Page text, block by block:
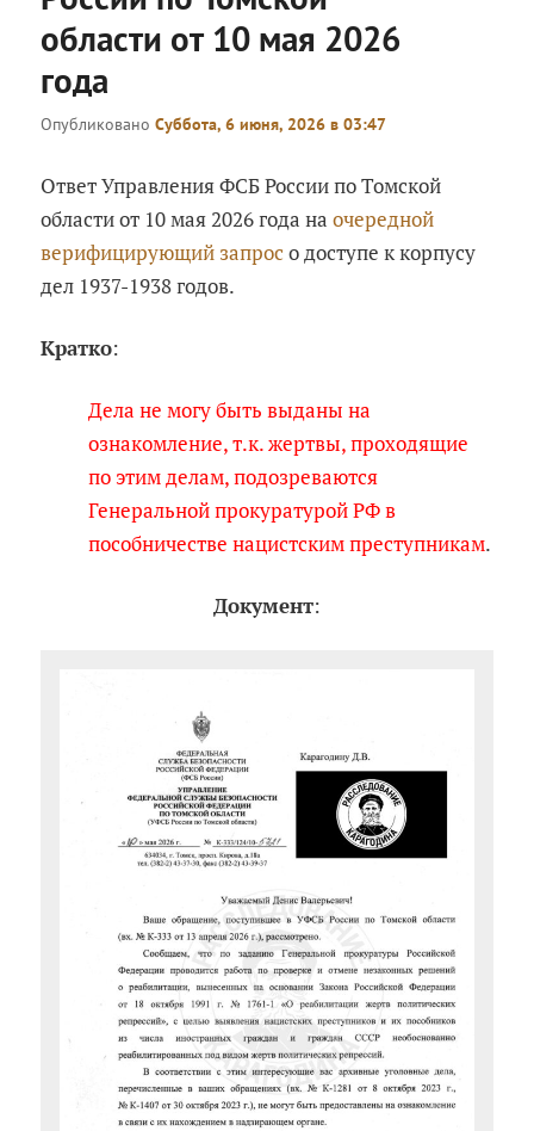
области от 10 мая 2026
года
ОпубликованоСуббота, 6 июня, 2026 в 03:47
Ответ Управления ФСБ России по Томской
области от 10 мая 2026 года наочередной
верифицирующий запрос о доступе к корпусу
дел 1937-1938 годов.
Кратко:
Дела не могу быть выданы на
ознакомление, т.к. жертвы, проходящие
по этим делам, подозреваются
Генеральной прокуратурой РФ в
пособничестве нацистским преступникам.
Документ: